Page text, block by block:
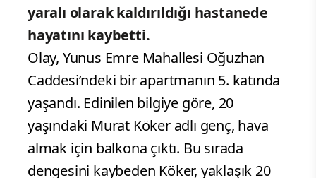
yaralı olarak kaldırıldığı hastanede
hayatını kaybetti.
Olay, Yunus Emre Mahallesi Oğuzhan
Caddesi’ndeki bir apartmanın 5. katında
yaşandı. Edinilen bilgiye göre, 20
yaşındaki Murat Köker adlı genç, hava
almak için balkona çıktı. Bu sırada
dengesini kaybeden Köker, yaklaşık 20